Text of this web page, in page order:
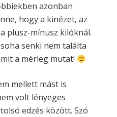
azonban
hogy a kinézet, az
plusz-mínusz kilóknál.
senki nem találta
a mérleg mutat!
mellett mást is
volt lényeges
edzés között. Szó